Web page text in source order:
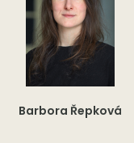
Barbora Řepková